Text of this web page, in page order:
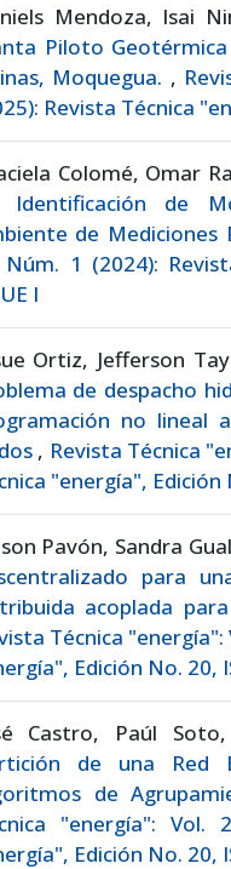
Mendoza, Isai
Piloto
Moquegua. ,
Revista Técnica
Colomé, Omar
Identificación de
de Mediciones
Núm. 1 (2024):
I
Ortiz, Jefferson
de despacho
no lineal
, Revista Técnica
"energía", Edición
Pavón, Sandra
para
acoplada
Técnica
Edición No. 20,
Castro, Paúl
de una Red
de
"energía": Vol.
Edición No. 20,